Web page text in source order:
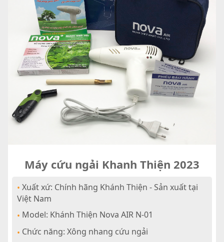
Máy cứu ngải Khanh Thiện 2023
• Xuất xứ: Chính hãng Khánh Thiện - Sản xuất tại
Việt Nam
• Model: Khánh Thiện Nova AIR N-01
• Chức năng: Xông nhang cứu ngải